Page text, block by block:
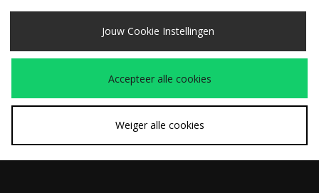
SNEL KOPEN
Carhartt WIP Locked
€20,00 Carhartt WIP Postal
€90,00
Jouw Cookie Instellingen
Accepteer alle cookies
Weiger alle cookies